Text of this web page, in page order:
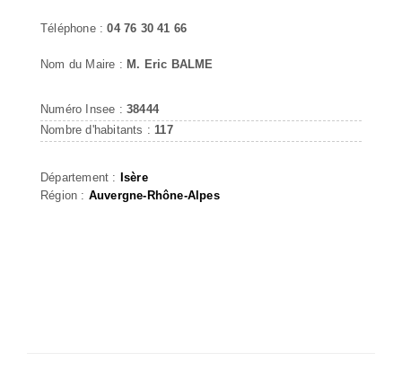
Téléphone :04 76 30 41 66
Nom du Maire : M. Eric BALME
Numéro Insee : 38444
Nombre d'habitants : 117
Département : Isère
Région : Auvergne-Rhône-Alpes